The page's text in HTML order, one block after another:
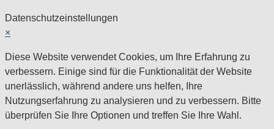
Datenschutzeinstellungen
×
Diese Website verwendet Cookies, um Ihre Erfahrung zu
verbessern. Einige sind für die Funktionalität der Website
unerlässlich, während andere uns helfen, Ihre
Nutzungserfahrung zu analysieren und zu verbessern. Bitte
überprüfen Sie Ihre Optionen und treffen Sie Ihre Wahl.